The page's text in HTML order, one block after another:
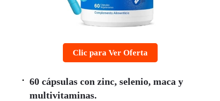
Clic para Ver Oferta
60 cápsulas con zinc, selenio, maca y
multivitaminas.